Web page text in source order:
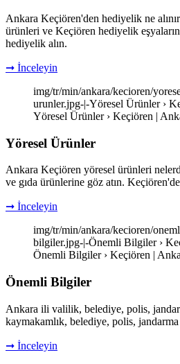
Ankara Keçiören'den hediyelik ne
ürünleri ve Keçiören hediyelik
hediyelik alın.
➞ İnceleyin
img/tr/min/ankara/kecioren/
urunler.jpg-|-Yöresel Ürünler ›
Yöresel Ürünler › Keçiören |
Yöresel Ürünler
Ankara Keçiören yöresel ürünleri
ve gıda ürünlerine göz atın.
➞ İnceleyin
img/tr/min/ankara/kecioren/
bilgiler.jpg-|-Önemli Bilgiler ›
Önemli Bilgiler › Keçiören |
Önemli Bilgiler
Ankara ili valilik, belediye, polis,
kaymakamlık, belediye, polis,
➞ İnceleyin